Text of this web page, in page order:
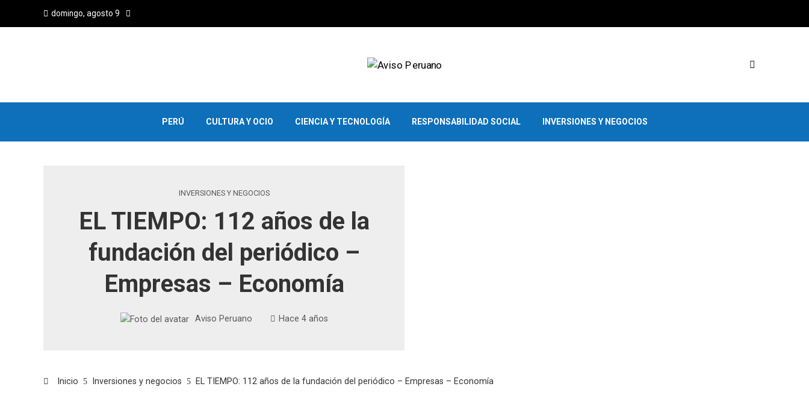
domingo, agosto 9
PERÚ CULTURA Y OCIO CIENCIA Y TECNOLOGÍA RESPONSABILIDAD SOCIAL INVERSIONES Y NEGOCIOS
INVERSIONES Y NEGOCIOS
EL TIEMPO: 112 años de la
fundación del periódico –
Empresas – Economía
Aviso Peruano Hace 4 años
Inicio Inversiones y negocios EL TIEMPO: 112 años de la fundación del periódico – Empresas – Economía